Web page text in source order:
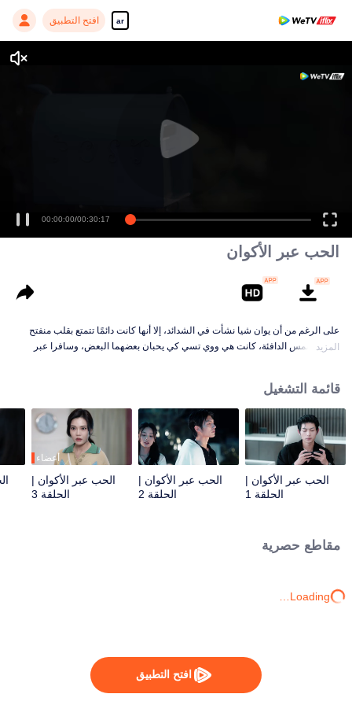
ar افتح التطبيق
افتح التطبيق
00:00:00/00:30:17
الحب عبر الأكوان
على الرغم من أن يوان شيا نشأت في الشدائد، إلا أنها كانت دائمًا تتمتع بقلب منفتح
على الشمس الدافئة، كانت هي ووي تسي كي يحبان بعضهما البعض، وسافرا عبر
المزيد
قائمة التشغيل
الحب عبر الأكوان |
الحلقة 1
الحب عبر الأكوان |
الحلقة 2
أعضاء
الحب عبر الأكوان |
الحلقة 3
مقاطع حصرية
Loading…